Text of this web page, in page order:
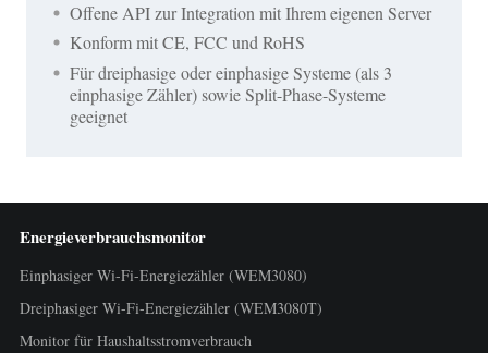
Offene API zur Integration mit Ihrem eigenen Server
Konform mit CE, FCC und RoHS
Für dreiphasige oder einphasige Systeme (als 3
einphasige Zähler) sowie Split-Phase-Systeme
geeignet
Energieverbrauchsmonitor
Einphasiger Wi-Fi-Energiezähler (WEM3080)
Dreiphasiger Wi-Fi-Energiezähler (WEM3080T)
Monitor für Haushaltsstromverbrauch